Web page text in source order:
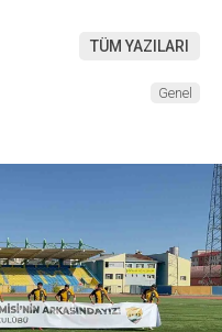
TÜM YAZILARI
Genel